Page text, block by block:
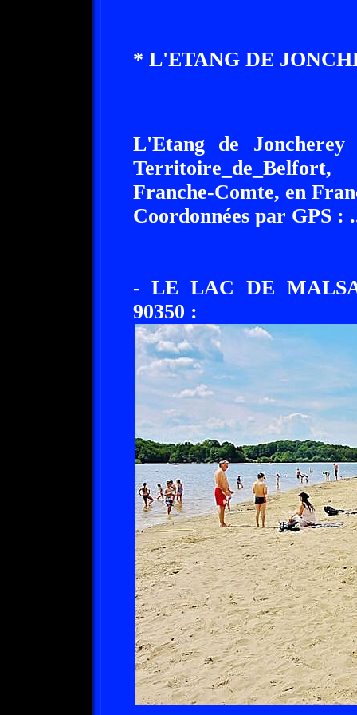
* L'ETANG DE
L'Etang de
Franche-Comte, en
Coordonnées par GPS :
- LE LAC DE
90350 :